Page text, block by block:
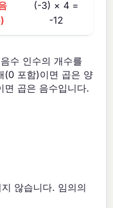
(-3) × 4 =
-12
수 인수의 개수를
(0 포함)이면 곱은 양
면 곱은 음수입니다.
않습니다. 임의의